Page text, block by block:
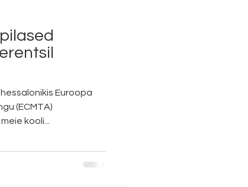
Euroopa
(ECMTA)
aastakonverents. Seal osalesid meie kooli...